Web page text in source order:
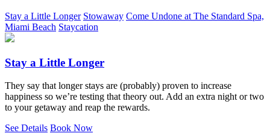
Stay a Little Longer Stowaway Come Undone at The Standard Spa,
Miami Beach Staycation
Stay a Little Longer
They say that longer stays are (probably) proven to increase
happiness so we’re testing that theory out. Add an extra night or two
to your getaway and reap the rewards.
See Details Book Now